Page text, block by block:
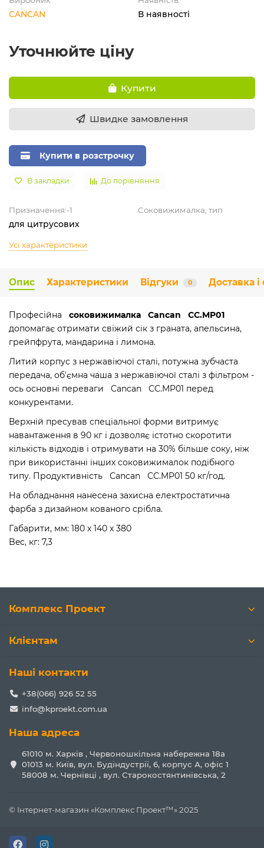
CANCAN В наявності
Уточнюйте ціну
Купити
Швидке замовлення
Купити в розстрочку
В закладки До порівняння
Призначення:-1
для цитрусових
Соковижималка, тип
Усі характеристики
Опис Характеристики Відгуки 0 Доставка і
Професійна соковижималка Cancan CC.MP01
допомагає отримати свіжий сік з граната, апельсина,
грейпфрута, мандарина і лимона.
Литий корпус з нержавіючої сталі, потужна зубчаста
передача, об'ємна чаша з нержавіючої сталі з фільтром -
ось основні переваги Cancan CC.MP01 перед
конкурентами.
Верхній пресував спеціальної форми витримує
навантаження в 90 кг і дозволяє істотно скоротити
кількість відходів і отримувати на 30% більше соку, ніж
при використанні інших соковижималок подібного
типу. Продуктивність Cancan CC.MP01 50 кг/год.
На обладнання нанесена захисна електростатична
фарба з дизайном кованого срібла.
Габарити, мм: 180 х 140 х 380
Bec, кг: 7,3
Комплекс Проект
Клієнтам
Наші контакти
+38(066) 926 52 55
info@kproekt.com.ua
Наша адреса
61010 м. Харків , Червоношкільна набережна 18а
01013 м. Київ, вул. Будіндустрії, 6, корпус А, офіс 1
58008 м. Чернівці , вул. Старокостянтинівська, 2
© Інтернет-магазин «Комплекс Проект™» 2025